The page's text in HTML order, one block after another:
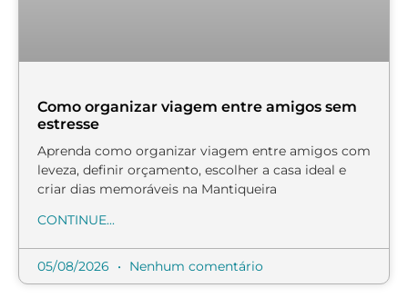
Como organizar viagem entre amigos sem
estresse
Aprenda como organizar viagem entre amigos com
leveza, definir orçamento, escolher a casa ideal e
criar dias memoráveis na Mantiqueira
CONTINUE...
05/08/2026 Nenhum comentário